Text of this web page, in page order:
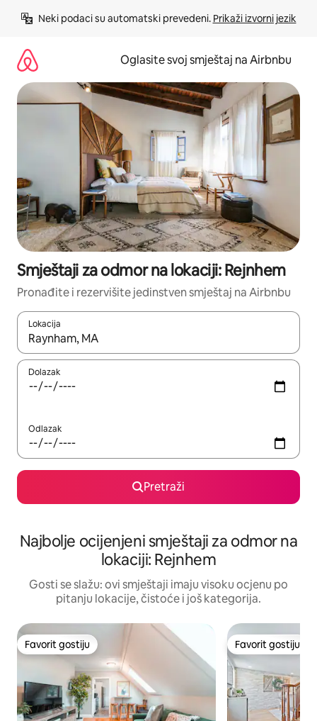
Neki podaci su automatski prevedeni. Prikaži izvorni jezik
Oglasite svoj smještaj na Airbnbu
Smještaji za odmor na lokaciji: Rejnhem
Pronađite i rezervišite jedinstven smještaj na Airbnbu
Lokacija
Kad rezultati budu dostupni, krećite se gore i dolje pomoću
Dolazak
Odlazak
Pretraži
Najbolje ocijenjeni smještaji za odmor na
lokaciji: Rejnhem
Gosti se slažu: ovi smještaji imaju visoku ocjenu po
pitanju lokacije, čistoće i još kategorija.
Favorit gostiju
Favorit gostiju Favorit gostiju
Favorit gostiju